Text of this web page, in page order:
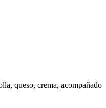
queso, crema, acompañado